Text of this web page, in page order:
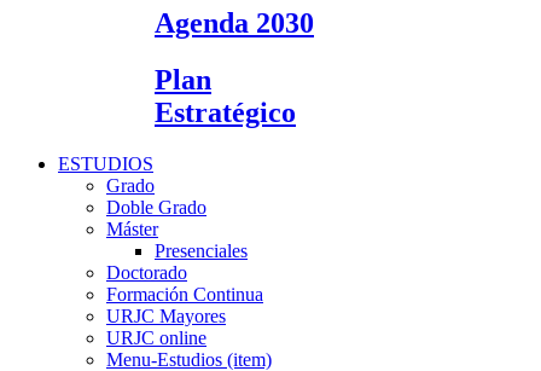
Agenda 2030
Plan
Estratégico
ESTUDIOS
Grado
Doble Grado
Máster
Presenciales
Doctorado
Formación Continua
URJC Mayores
URJC online
Menu-Estudios (item)